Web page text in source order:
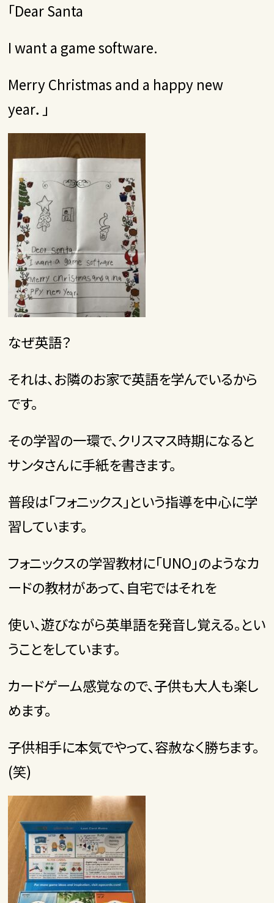
「Dear Santa
I want a game software.
Merry Christmas and a happy new
year．」
なぜ英語？
それは、お隣のお家で英語を学んでいるから
です。
その学習の一環で、クリスマス時期になると
サンタさんに手紙を書きます。
普段は「フォニックス」という指導を中心に学
習しています。
フォニックスの学習教材に「UNO」のようなカ
ードの教材があって、自宅ではそれを
使い、遊びながら英単語を発音し覚える。とい
うことをしています。
カードゲーム感覚なので、子供も大人も楽し
めます。
子供相手に本気でやって、容赦なく勝ちます。
(笑)